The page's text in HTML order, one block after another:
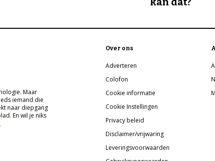
Maar
iemand die
naar diepgang
En wil je niks
Over ons
Adverteren
Colofon
Cookie informatie
Cookie Instellingen
Privacy beleid
Disclaimer/vrijwaring
Leveringsvoorwaarden